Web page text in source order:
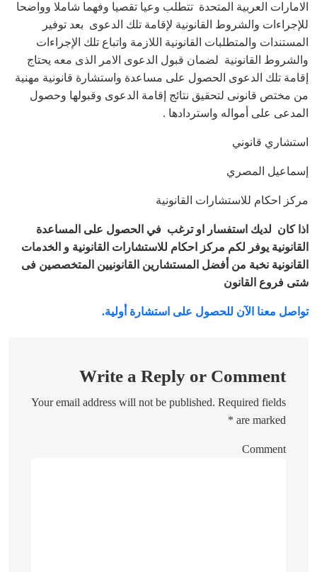
الامارات العربية المتحدة تتطلب وعيا تقصيا وفهما شاملا وواضحا
للإجراءات والشروط القانونية لإقامة تلك الدعوى بعد توفير
المستندات والمتطلبات القانونية اللازمة واتباع تلك الإجراءات
والشروط القانونية لضمان قبول الدعوى الامر الذى معه يحتاج
إقامة تلك الدعوى الحصول على مساعدة واستشارة قانونية مهنية
من مختص قانونى لتحقيق نتائج إقامة الدعوى وقبولها وحصول
المدعى على أمواله واستردادها .
استشاري قانوني
إسماعيل المصري
مركز احكام للاستشارات القانونية
اذا كان لديك استفسار او ترغب في الحصول على المساعدة
القانونية يوفر لكم مركز احكام للاستشارات القانونية و الخدمات
القانونية نخبة من أفضل المستشارين القانونيين المتخصصين فى
شتى فروع القانون
تواصل معنا الآن للحصول على استشارة أولية.
Write a Reply or Comment
Your email address will not be published. Required fields
are marked
*
Comment